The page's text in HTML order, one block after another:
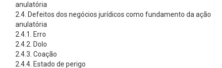
anulatória
2.4. Defeitos dos negócios jurídicos como fundamento da ação
anulatória
2.4.1. Erro
2.4.2. Dolo
2.4.3. Coação
2.4.4. Estado de perigo